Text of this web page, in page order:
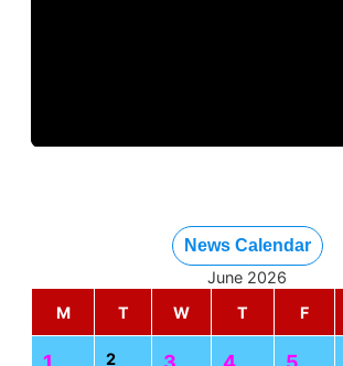
News Calendar
June 2026
M
T W T F
2